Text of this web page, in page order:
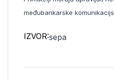
međubankarske
IZVOR:sepa